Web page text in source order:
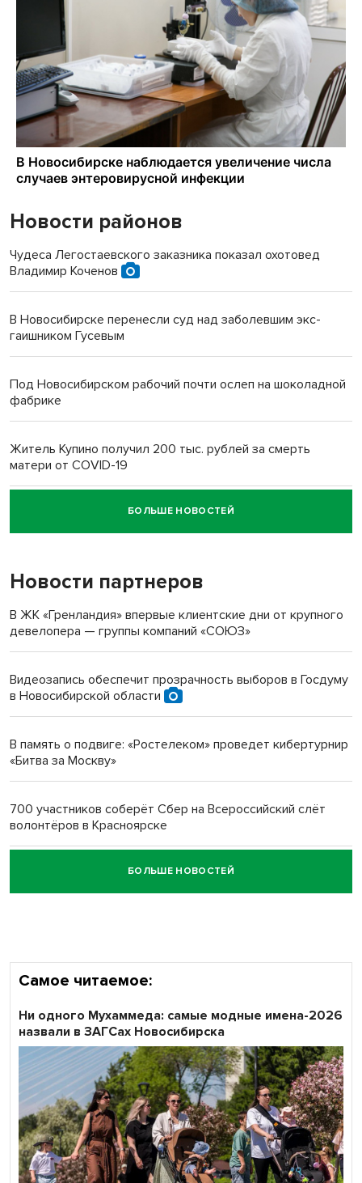
Новости районов
Чудеса Легостаевского заказника показал охотовед
Владимир Коченов
В Новосибирске перенесли суд над заболевшим экс-
гаишником Гусевым
Под Новосибирском рабочий почти ослеп на шоколадной
фабрике
Житель Купино получил 200 тыс. рублей за смерть
матери от COVID-19
Новосибирский суд наказал водителя за смерть
пенсионерки на вокзале
«Мы живём на пастбище!»: в новосибирском селе лошади
терроризируют жителей
Инвалид получил условный срок за избиение врачей
Новосибирский преподаватель с женой вошли в топ-16
Обновлённое отделение ВТБ открылось в Искитиме
БОЛЬШЕ НОВОСТЕЙ
Новости партнеров
В ЖК «Гренландия» впервые клиентские дни от крупного
девелопера — группы компаний «СОЮЗ»
Видеозапись обеспечит прозрачность выборов в Госдуму
в Новосибирской области
В память о подвиге: «Ростелеком» проведет кибертурнир
«Битва за Москву»
700 участников соберёт Сбер на Всероссийский слёт
волонтёров в Красноярске
Честный выбор: видеонаблюдение обеспечит
объективность результатов ЕДГ в Новосибирской
БОЛЬШЕ НОВОСТЕЙ
Самое читаемое:
Ни одного Мухаммеда: самые модные имена-2026
назвали в ЗАГСах Новосибирска